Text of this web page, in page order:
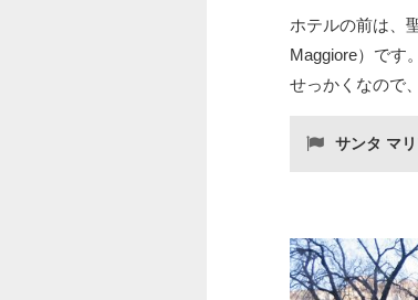
ホテルの前は、
Maggiore）です。
せっかくなので
サンタ マ